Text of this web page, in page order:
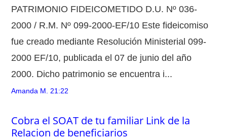
PATRIMONIO FIDEICOMETIDO D.U. Nº 036-
2000 / R.M. Nº 099-2000-EF/10 Este fideicomiso
fue creado mediante Resolución Ministerial 099-
2000 EF/10, publicada el 07 de junio del año
2000. Dicho patrimonio se encuentra i...
Amanda M. 21:22
Cobra el SOAT de tu familiar Link de la
Relacion de beneficiarios